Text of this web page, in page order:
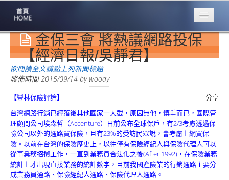
專業豐林
Professional
保險大家談
1386集
台灣商業保險
第一品牌
關於豐林
About
服務項目
Service
金保三會 將熱議網路投保
【經濟日報/吳靜君】
欲閱讀全文請點上列新聞標題
發佈時間2015/09/14 bywoody
分享
【豐林保險評論】
台灣網路行銷已經落後其他國家一大截，原因無他，慎重而已，國際管
理顧問公司埃森哲（Accenture）日前公布全球保戶，有2/3考慮透過保
險公司以外的通路買保險，且有23%的受訪民眾說，會考慮上網買保
險。以前在台灣的保險歷史上，以往僅有保險經紀人與保險代理人可以
從事業務招攬工作，一直到業務員合法化之後(After 1992)，在保險業務
統計上才出現直接業務的統計數字，目前我國產險業的行銷通路主要分
成業務員通路、保險經紀人通路、保險代理人通路。